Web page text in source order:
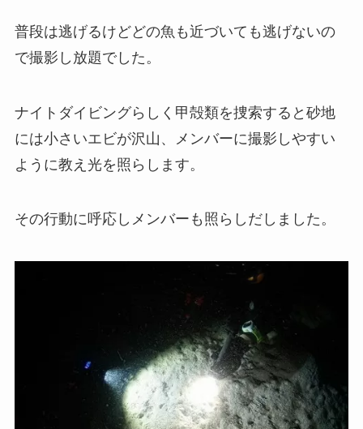
普段は逃げるけどどの魚も近づいても逃げないの
で撮影し放題でした。
ナイトダイビングらしく甲殻類を捜索すると砂地
には小さいエビが沢山、メンバーに撮影しやすい
ように教え光を照らします。
その行動に呼応しメンバーも照らしだしました。